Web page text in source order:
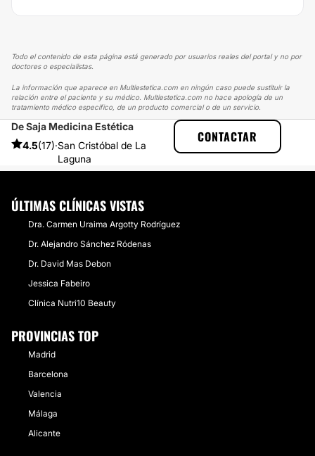
Todo el contenido de esta página está generado por usuarios reales del portal y no por
doctores o especialistas.
La información que aparece en Multiestetica.com en ningún caso puede sustituir la
relación entre el paciente y su médico. Multiestetica.com no hace apología de un
tratamiento médico específico, de un producto comercial o de un servicio.
De Saja Medicina Estética
4.5(17)·San Cristóbal de La
Laguna
CONTACTAR
MULTIESTETICA
EXPERIENCIAS
EXPERIENCIAS REALES SOBRE HILOS TENSORES
CONSEGUÍ REJUVENECERME!
ÚLTIMAS CLÍNICAS VISTAS
Dra. Carmen Uraima Argotty Rodríguez
Dr. Alejandro Sánchez Ródenas
Dr. David Mas Debon
Jessica Fabeiro
Clínica Nutri10 Beauty
PROVINCIAS TOP
Madrid
Barcelona
Valencia
Málaga
Alicante